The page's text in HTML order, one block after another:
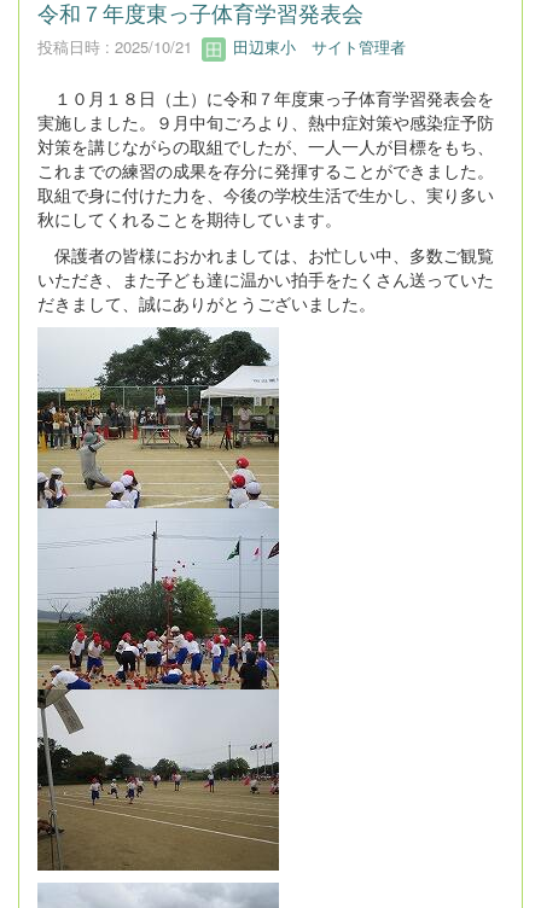
令和７年度東っ子体育学習発表会
投稿日時 : 2025/10/21 田辺東小 サイト管理者
１０月１８日（土）に令和７年度東っ子体育学習発表会を
実施しました。９月中旬ごろより、熱中症対策や感染症予防
対策を講じながらの取組でしたが、一人一人が目標をもち、
これまでの練習の成果を存分に発揮することができました。
取組で身に付けた力を、今後の学校生活で生かし、実り多い
秋にしてくれることを期待しています。
保護者の皆様におかれましては、お忙しい中、多数ご観覧
いただき、また子ども達に温かい拍手をたくさん送っていた
だきまして、誠にありがとうございました。